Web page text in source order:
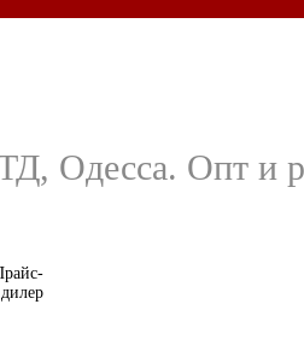
Одесса. Опт и